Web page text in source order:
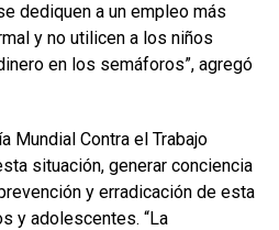
dediquen a un empleo más
y no utilicen a los niños
en los semáforos”, agregó
Mundial Contra el Trabajo
situación, generar conciencia
y erradicación de esta
y adolescentes. “La